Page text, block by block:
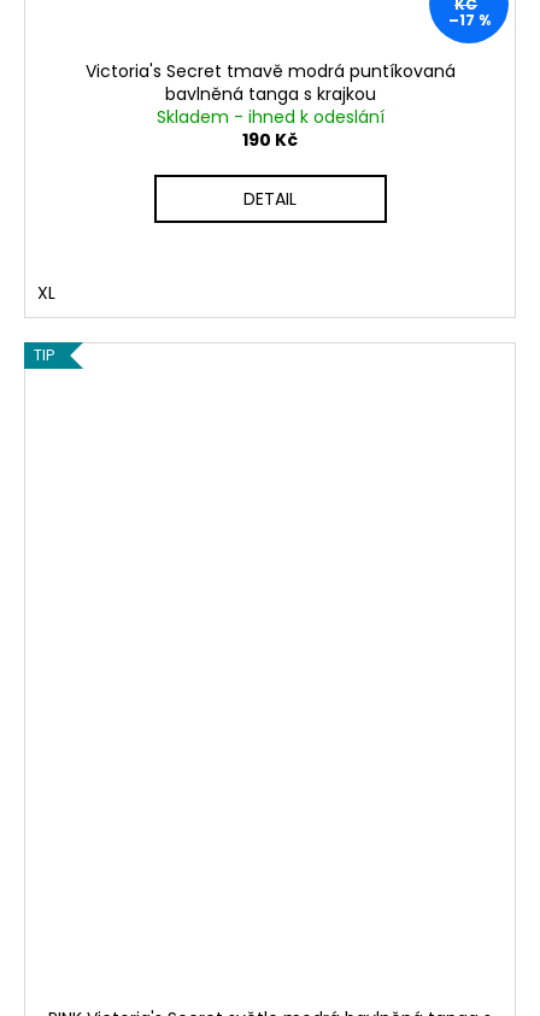
KČ
–17 %
Victoria's Secret tmavě modrá puntíkovaná
bavlněná tanga s krajkou
Skladem - ihned k odeslání
190 Kč
DETAIL
XL
TIP